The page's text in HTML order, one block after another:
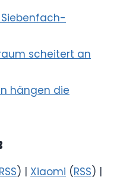
scheitert an
hängen die
RSS) | Xiaomi (RSS) |